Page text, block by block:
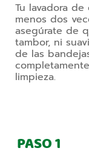
Tu lavadora
menos dos
asegúrate de
tambor, ni
de las
limpieza.
PASO1